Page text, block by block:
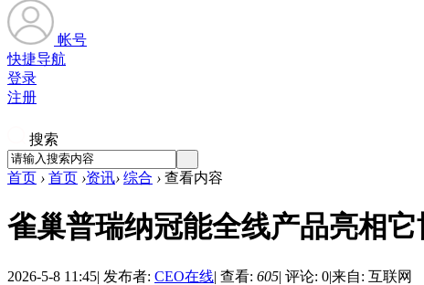
帐号
快捷导航
登录
注册
搜索
首页 › 首页 ›资讯› 综合 › 查看内容
雀巢普瑞纳冠能全线产品亮相
2026-5-8 11:45| 发布者: CEO在线| 查看: 605| 评论: 0|来自: 互联网